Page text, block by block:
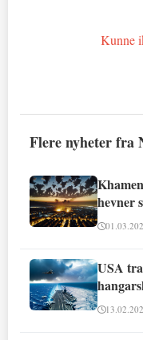
Kunne
Flere nyheter fra
hevner
USA